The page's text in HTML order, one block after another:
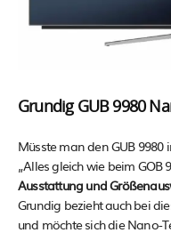
Grundig GUB 9980
Müsste man den GUB 9980
„Alles gleich wie beim GOB
Ausstattung und
Grundig bezieht auch bei
und möchte sich die Nano-